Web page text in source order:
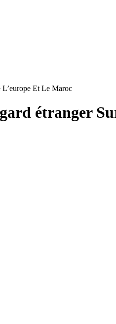
Et Le Maroc
étranger